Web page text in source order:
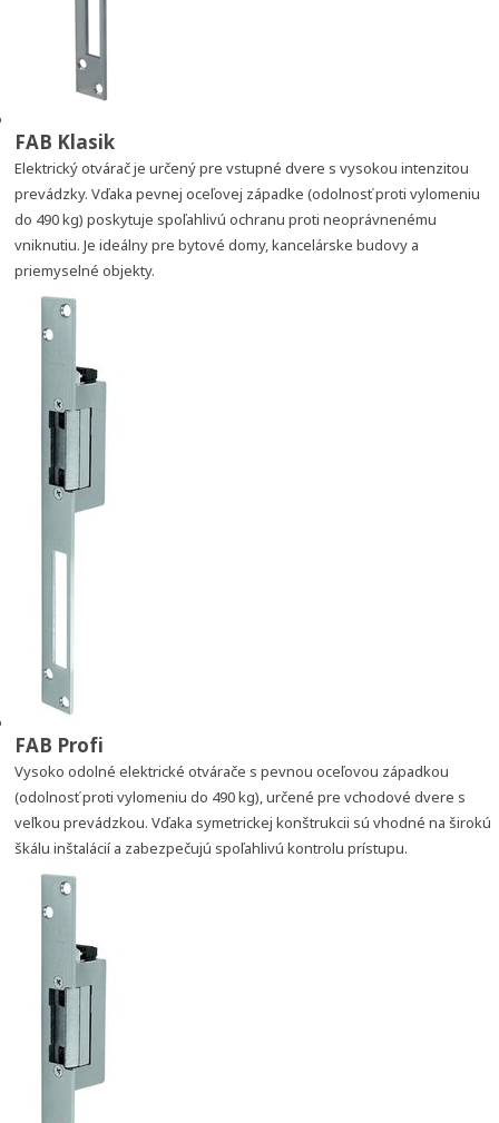
FAB Klasik
Elektrický otvárač je určený pre vstupné dvere s vysokou intenzitou
prevádzky. Vďaka pevnej oceľovej západke (odolnosť proti vylomeniu
do 490 kg) poskytuje spoľahlivú ochranu proti neoprávnenému
vniknutiu. Je ideálny pre bytové domy, kancelárske budovy a
priemyselné objekty.
FAB Profi
Vysoko odolné elektrické otvárače s pevnou oceľovou západkou
(odolnosť proti vylomeniu do 490 kg), určené pre vchodové dvere s
veľkou prevádzkou. Vďaka symetrickej konštrukcii sú vhodné na širokú
škálu inštalácií a zabezpečujú spoľahlivú kontrolu prístupu.